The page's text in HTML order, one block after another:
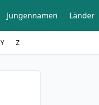
Jungennamen Länder
Y Z